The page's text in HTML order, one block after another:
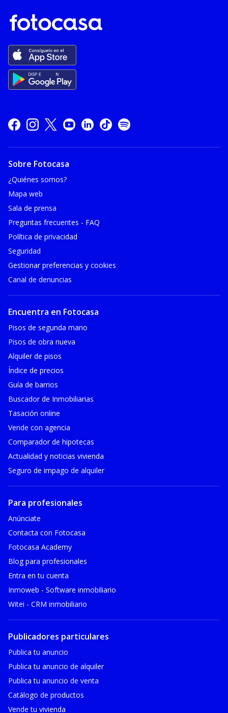
Sobre Fotocasa
¿Quiénes somos?
Mapa web
Sala de prensa
Preguntas frecuentes - FAQ
Política de privacidad
Seguridad
Gestionar preferencias y cookies
Canal de denuncias
Encuentra en Fotocasa
Pisos de segunda mano
Pisos de obra nueva
Alquiler de pisos
Índice de precios
Guía de barrios
Buscador de Inmobiliarias
Tasación online
Vende con agencia
Comparador de hipotecas
Actualidad y noticias vivienda
Seguro de impago de alquiler
Para profesionales
Anúnciate
Contacta con Fotocasa
Fotocasa Academy
Blog para profesionales
Entra en tu cuenta
Inmoweb - Software inmobiliario
Witei - CRM inmobiliario
Publicadores particulares
Publica tu anuncio
Publica tu anuncio de alquiler
Publica tu anuncio de venta
Catálogo de productos
Vende tu vivienda